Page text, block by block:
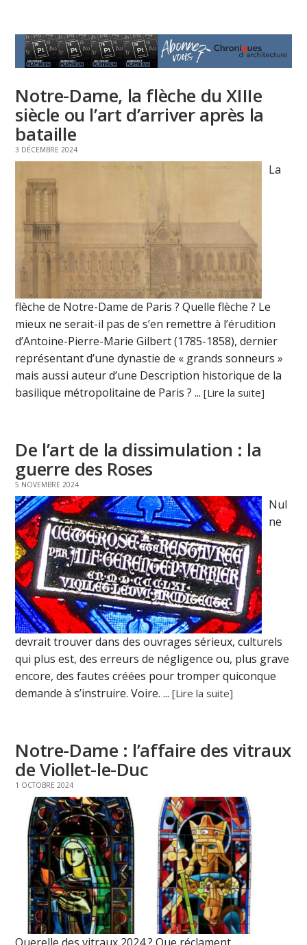
Notre-Dame, la flèche du XIIIe
siècle ou l’art d’arriver après la
bataille
3 DÉCEMBRE 2024
La
flèche de Notre-Dame de Paris ? Quelle flèche ? Le
mieux ne serait-il pas de s’en remettre à l’érudition
d’Antoine-Pierre-Marie Gilbert (1785-1858), dernier
représentant d’une dynastie de « grands sonneurs »
mais aussi auteur d’une Description historique de la
basilique métropolitaine de Paris ? ...[Lire la suite]
De l’art de la dissimulation : la
guerre des Roses
5 NOVEMBRE 2024
Nul
ne
devrait trouver dans des ouvrages sérieux, culturels
qui plus est, des erreurs de négligence ou, plus grave
encore, des fautes créées pour tromper quiconque
demande à s’instruire. Voire. ...[Lire la suite]
Notre-Dame : l’affaire des vitraux
de Viollet-le-Duc
1 OCTOBRE 2024